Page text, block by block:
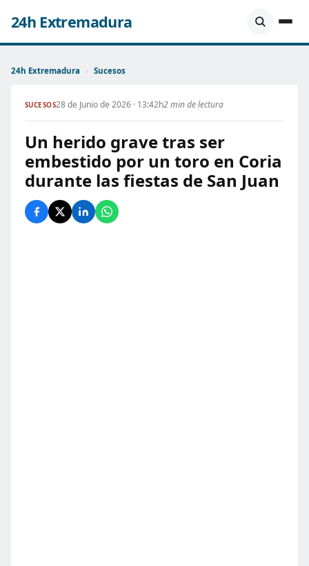
24h Extremadura
24h Extremadura › Sucesos
SUCESOS28 de Junio de 2026 · 13:42h2 min de lectura
Un herido grave tras ser
embestido por un toro en Coria
durante las fiestas de San Juan